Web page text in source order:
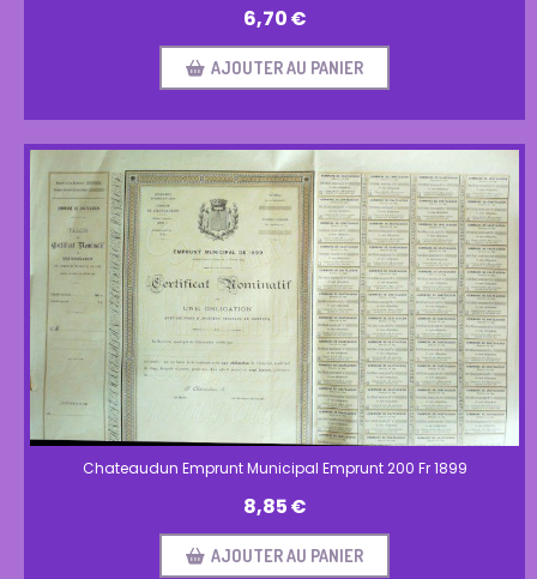
6,70€
AJOUTER AU PANIER
Chateaudun Emprunt Municipal Emprunt 200 Fr 1899
8,85€
AJOUTER AU PANIER